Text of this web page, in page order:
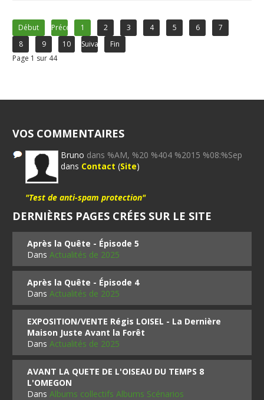
Début Précédent1 2 3 4 5 6
7
8
9 10 Suivant
Fin
Page 1 sur 44
VOS COMMENTAIRES
Bruno dans %AM, %20 %404 %2015 %08:%Sep
dans Contact (Site)
"Test de anti-spam protection"
DERNIÈRES PAGES CRÉES SUR LE SITE
Après la Quête - Épisode 5
DansActualités de 2025
Après la Quête - Épisode 4
DansActualités de 2025
EXPOSITION/VENTE Régis LOISEL - La Dernière
Maison Juste Avant la Forêt
DansActualités de 2025
AVANT LA QUETE DE L'OISEAU DU TEMPS 8
L'OMEGON
DansAlbums collectifs Albums Scénarios